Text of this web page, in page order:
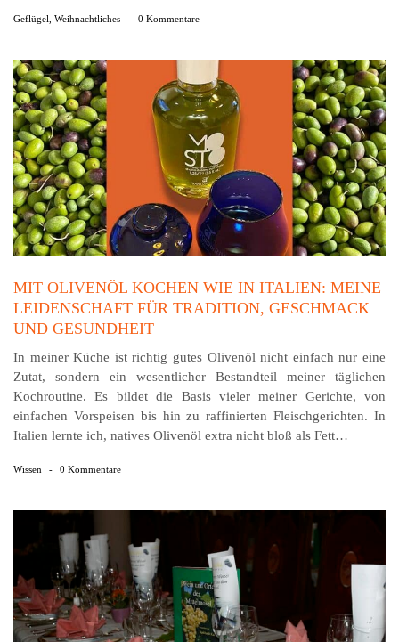
Geflügel Weihnachtliches - 0 Kommentare
MIT OLIVENÖL KOCHEN WIE IN ITALIEN: MEINE
LEIDENSCHAFT FÜR TRADITION, GESCHMACK
UND GESUNDHEIT
In meiner Küche ist richtig gutes Olivenöl nicht einfach nur eine
Zutat, sondern ein wesentlicher Bestandteil meiner täglichen
Kochroutine. Es bildet die Basis vieler meiner Gerichte, von
einfachen Vorspeisen bis hin zu raffinierten Fleischgerichten. In
Italien lernte ich, natives Olivenöl extra nicht bloß als Fett…
Wissen - 0 Kommentare